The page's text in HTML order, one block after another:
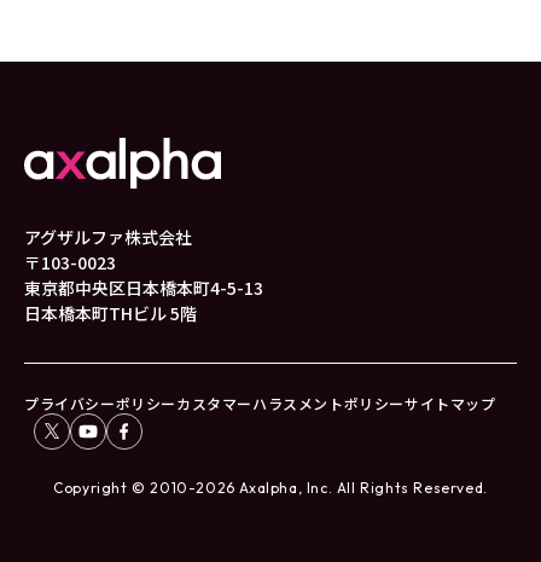
アグザルファ株式会社
〒103-0023
東京都中央区日本橋本町4-5-13
日本橋本町THビル 5階
プライバシーポリシーカスタマーハラスメントポリシーサイトマップ
Copyright © 2010-2026 Axalpha, Inc. All Rights Reserved.